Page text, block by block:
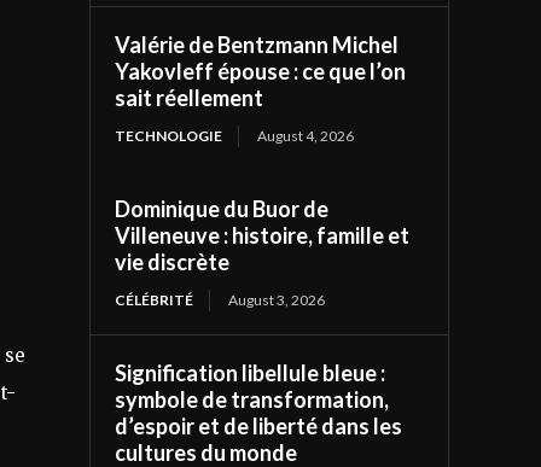
Valérie de Bentzmann Michel
Yakovleff épouse : ce que l’on
sait réellement
TECHNOLOGIE August 4, 2026
Dominique du Buor de
Villeneuve : histoire, famille et
vie discrète
CÉLÉBRITÉ August 3, 2026
Signification libellule bleue :
symbole de transformation,
d’espoir et de liberté dans les
cultures du monde